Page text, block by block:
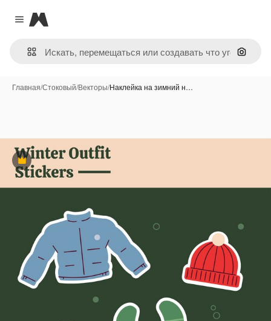
Close menu
Magnific
Поиск
Главная/Стоковый/Векторы/Наклейка на зимний н…
Премиум